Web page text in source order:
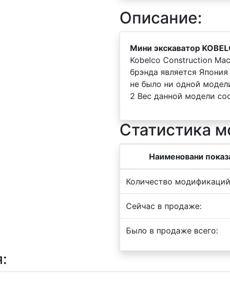
Описание:
Мини экскаватор
Kobelco Construction
брэнда является Япония
не было ни одной
2 Вес данной модели
Статистика
Наименовани
Количество
Сейчас в продаже:
Было в продаже всего: